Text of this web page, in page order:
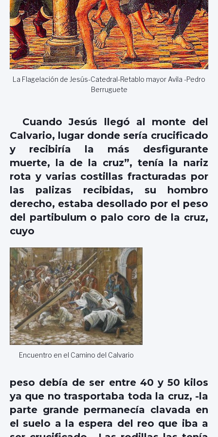
La Flagelación de Jesús-Catedral-Retablo mayor Avila -Pedro
Berruguete
Cuando Jesús llegó al monte del
Calvario, lugar donde sería crucificado
y recibiría la más desfigurante
muerte, la de la cruz”, tenía la nariz
rota y varias costillas fracturadas por
las palizas recibidas, su hombro
derecho, estaba desollado por el peso
del partibulum o palo coro de la cruz,
cuyo
Encuentro en el Camino del Calvario
peso debía de ser entre 40 y 50 kilos
ya que no trasportaba toda la cruz, -la
parte grande permanecía clavada en
el suelo a la espera del reo que iba a